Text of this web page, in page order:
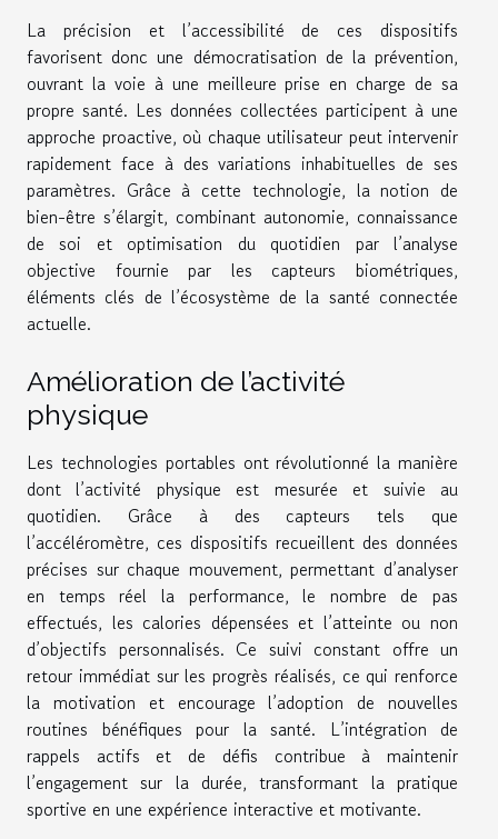
La précision et l’accessibilité de ces dispositifs
favorisent donc une démocratisation de la prévention,
ouvrant la voie à une meilleure prise en charge de sa
propre santé. Les données collectées participent à une
approche proactive, où chaque utilisateur peut intervenir
rapidement face à des variations inhabituelles de ses
paramètres. Grâce à cette technologie, la notion de
bien-être s’élargit, combinant autonomie, connaissance
de soi et optimisation du quotidien par l’analyse
objective fournie par les capteurs biométriques,
éléments clés de l’écosystème de la santé connectée
actuelle.
Amélioration de l’activité
physique
Les technologies portables ont révolutionné la manière
dont l’activité physique est mesurée et suivie au
quotidien. Grâce à des capteurs tels que
l’accéléromètre, ces dispositifs recueillent des données
précises sur chaque mouvement, permettant d’analyser
en temps réel la performance, le nombre de pas
effectués, les calories dépensées et l’atteinte ou non
d’objectifs personnalisés. Ce suivi constant offre un
retour immédiat sur les progrès réalisés, ce qui renforce
la motivation et encourage l’adoption de nouvelles
routines bénéfiques pour la santé. L’intégration de
rappels actifs et de défis contribue à maintenir
l’engagement sur la durée, transformant la pratique
sportive en une expérience interactive et motivante.